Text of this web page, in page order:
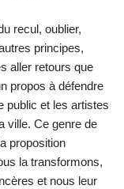
recul, oublier,
principes,
aller retours que
propos à défendre
public et les artistes
ville. Ce genre de
proposition
la transformons,
et nous leur